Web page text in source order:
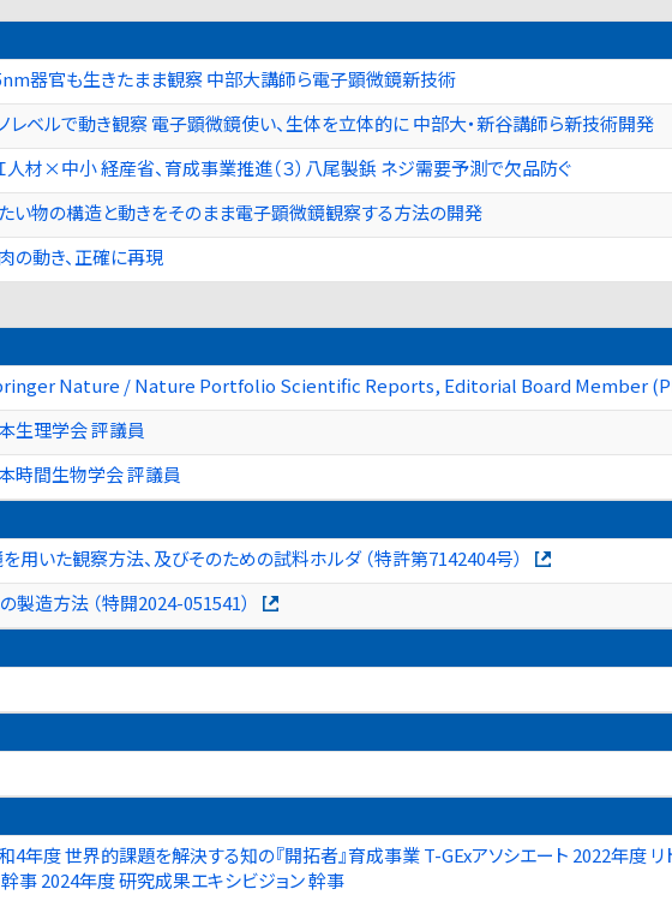
器官も生きたまま観察 中部大講師ら電子顕微鏡新技術
レベルで動き観察 電子顕微鏡使い、生体を立体的に 中部大・新谷講師ら新技術開発
人材×中小 経産省、育成事業推進（３）八尾製鋲 ネジ需要予測で欠品防ぐ
い物の構造と動きをそのまま電子顕微鏡観察する方法の開発
の動き、正確に再現
Nature / Nature Portfolio Scientific Reports, Editorial Board Member
生理学会 評議員
時間生物学会 評議員
用いた観察方法、及びそのための試料ホルダ （特許第7142404号）
製造方法 （特開2024-051541）
4年度 世界的課題を解決する知の『開拓者』育成事業 T-GExアソシエート 2022年度
事 2024年度 研究成果エキシビジョン 幹事